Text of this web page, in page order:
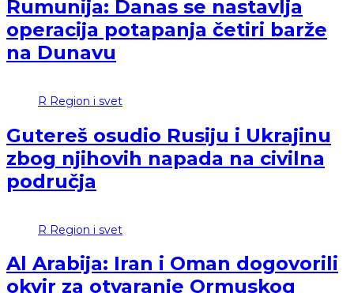
Rumunija: Danas se nastavlja
operacija potapanja četiri barže
na Dunavu
R Region i svet
Gutereš osudio Rusiju i Ukrajinu
zbog njihovih napada na civilna
područja
R Region i svet
Al Arabija: Iran i Oman dogovorili
okvir za otvaranje Ormuskog